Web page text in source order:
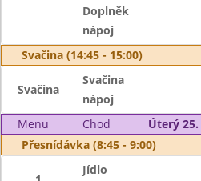
Doplněk
nápoj
Svačina (14:45 - 15:00)
Svačina
Svačina
nápoj
Menu
Chod
Úterý 25.
Přesnídávka (8:45 - 9:00)
Jídlo